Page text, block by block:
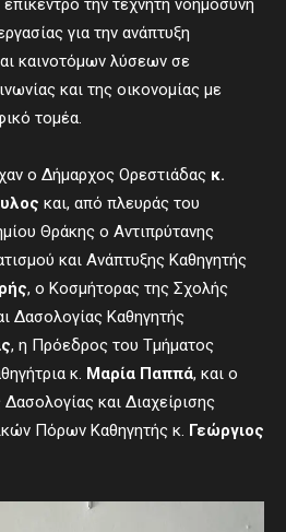
την τεχνητή νοημοσύνη
για την ανάπτυξη
καινοτόμων λύσεων σε
και της οικονομίας με
τομέα.
ο Δήμαρχος Ορεστιάδας κ.
και, από πλευράς του
Θράκης ο Αντιπρύτανης
και Ανάπτυξης Καθηγητής
, ο Κοσμήτορας της Σχολής
Δασολογίας Καθηγητής
, η Πρόεδρος του Τμήματος
κ. Μαρία Παππά, και ο
και Διαχείρισης
Πόρων Καθηγητής κ. Γεώργιος